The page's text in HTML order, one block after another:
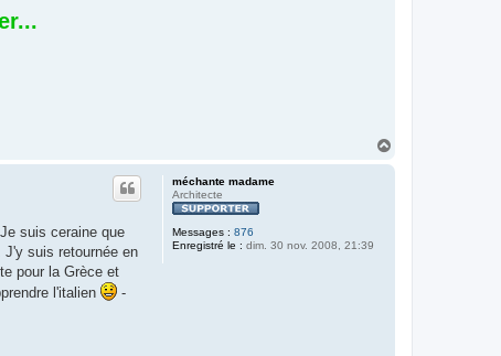
méchante madame
Architecte
Messages : 876
Enregistré le : dim. 30 nov. 2008, 21:39
suis ceraine que
suis retournée en
pour la Grèce et
l'italien
-